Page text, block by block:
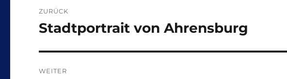
ZURÜCK
Vorheriger
Stadtportrait von Ahrensburg
WEITER